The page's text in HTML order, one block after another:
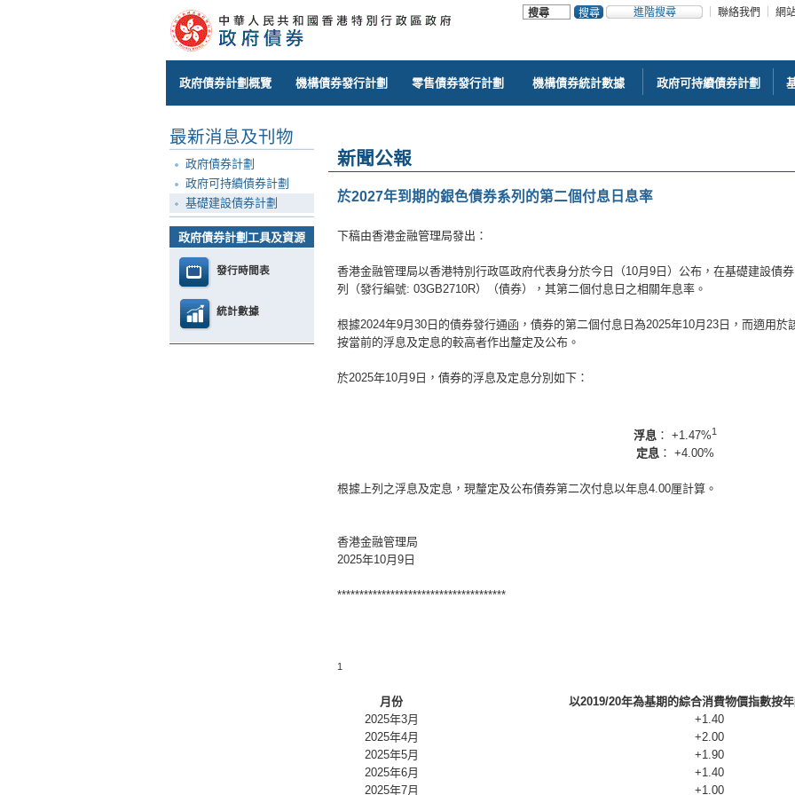
進階搜尋 聯絡我們 網
政府債券計劃概覽 機構債券發行計劃 零售債券發行計劃 機構債券統計數據 政府可持續債券計劃
最新消息及刊物
政府債券計劃
政府可持續債券計劃
基礎建設債券計劃
政府債券計劃工具及資源
發行時間表
統計數據
新聞公報
於2027年到期的銀色債券系列的第二個付息日息率
下稿由香港金融管理局發出：
香港金融管理局以香港特別行政區政府代表身分於今日（10月9日）公布，在基礎建設債
列（發行編號: 03GB2710R）（債券），其第二個付息日之相關年息率。
根據2024年9月30日的債券發行通函，債券的第二個付息日為2025年10月23日，而適用於
按當前的浮息及定息的較高者作出釐定及公布。
於2025年10月9日，債券的浮息及定息分別如下：
浮息 ： +1.47%1
定息 ： +4.00%
根據上列之浮息及定息，現釐定及公布債券第二次付息以年息4.00厘計算。
香港金融管理局
2025年10月9日
**************************************
1
月份
以2019/20年為基期的綜合消費物價指數按
2025年3月
+1.40
2025年4月
+2.00
2025年5月
+1.90
2025年6月
+1.40
2025年7月
+1.00